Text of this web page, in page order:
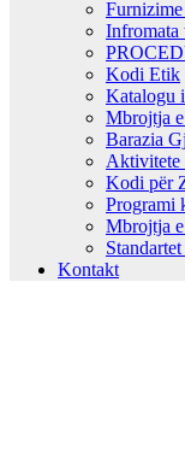
Infromata
Kodi Etik
Katalogu
Mbrojtja
Barazia
Aktivitete
Kodi për
Programi
Mbrojtja e
Kontakt